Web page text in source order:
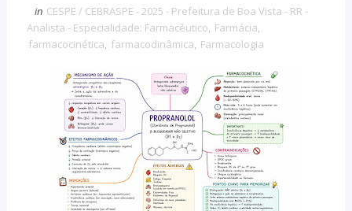
in CESPE / CEBRASPE - 2025 - Prefeitura de Boa Vista - RR -
Analista - Especialidade: Farmacêutico, Farmácia,
farmacocinética, farmacodinâmica, Farmacologia